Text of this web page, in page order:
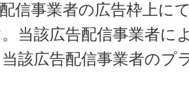
信事業者の広告枠上に
当該広告配信事業者に
該広告配信事業者のプ